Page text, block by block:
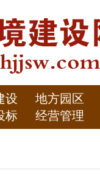
设
地方园区
标 经营管理